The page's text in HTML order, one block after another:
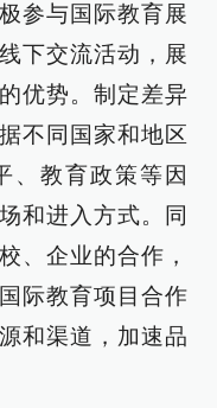
参与国际教育展
下交流活动，展
优势。制定差异
不同国家和地区
、教育政策等因
和进入方式。同
、企业的合作，
际教育项目合作
和渠道，加速品